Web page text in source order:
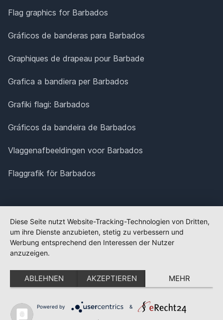
Flag graphics for Barbados
Gráficos de banderas para Barbados
Graphiques de drapeau pour Barbade
Grafica a bandiera per Barbados
Grafiki flagi: Barbados
Gráficos da bandeira de Barbados
Vlaggenafbeeldingen voor Barbados
Flaggrafik för Barbados
Diese Seite nutzt Website-Tracking-Technologien von Dritten,
um ihre Dienste anzubieten, stetig zu verbessern und
Werbung entsprechend den Interessen der Nutzer
anzuzeigen.
ABLEHNEN AKZEPTIEREN MEHR
Powered by &